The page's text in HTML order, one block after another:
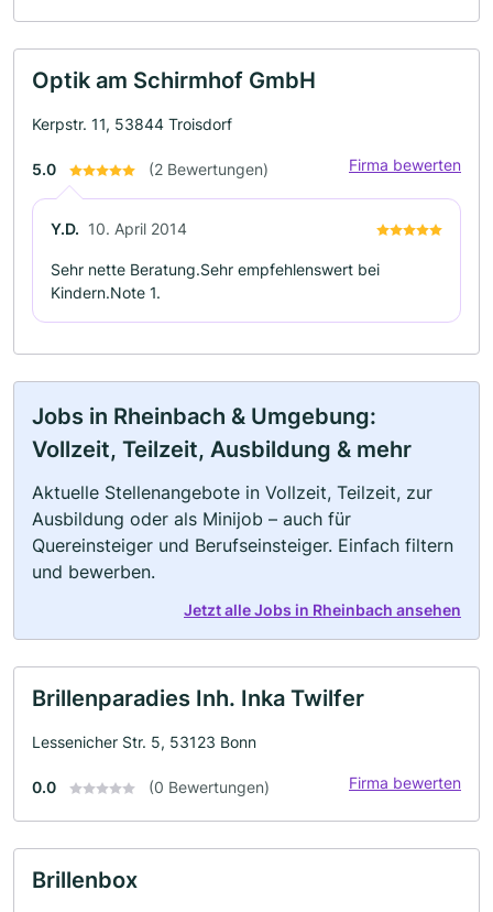
Optik am Schirmhof GmbH
Kerpstr. 11, 53844 Troisdorf
5.0 (2 Bewertungen) Firma bewerten
Y.D. 10. April 2014
Sehr nette Beratung.Sehr empfehlenswert bei
Kindern.Note 1.
Jobs in Rheinbach & Umgebung:
Vollzeit, Teilzeit, Ausbildung & mehr
Aktuelle Stellenangebote in Vollzeit, Teilzeit, zur
Ausbildung oder als Minijob – auch für
Quereinsteiger und Berufseinsteiger. Einfach filtern
und bewerben.
Jetzt alle Jobs in Rheinbach ansehen
Brillenparadies Inh. Inka Twilfer
Lessenicher Str. 5, 53123 Bonn
0.0 (0 Bewertungen) Firma bewerten
Brillenbox